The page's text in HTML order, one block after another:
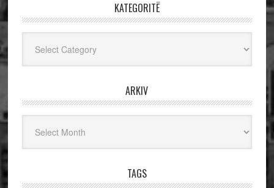
KATEGORITË
ARKIV
TAGS